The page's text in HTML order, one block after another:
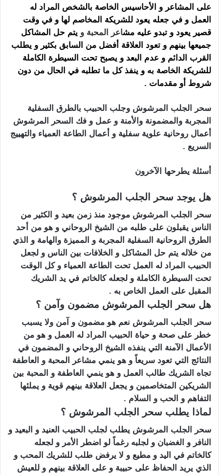
على المشاعر و الأحاسيس الخاصة بالشخص المراد له
العمل و في جعله يعود للشريكة المخاصم لها و في وقت
قصير يعود و تبدو عليه مشاعر المحبة و يتم حل المشاكل
جميعها بينهم و تعود العلاقة أفضل من السابق بكثير و يطلب
القرب الدائم و عدم البعد و يصبح تحت السيطرة الكاملة
للشريكة الخاصة به و ينفذ كل ما تطلبه في الحال من دون
شروط أو مقدمات .
سحر الجلب المرشوش وجلب الحبيب بالطرق السفلية
المجربة والمضمونة والأمنة و عمل و فك السحر المرشوش
أعمال روحانية علوية سفلية و أعمال الطاعة العمياء والتهييج
السريع .
أسئلة يطرحها الآخرون
هل يوجد سحر الجلب المرشوش ؟
سحر الجلب المرشوش موجود منذ زمن بعيد و الكثير من
الناس يقبلون على طلبه من الشيخ الروحاني و هو من أحد
الطرق الروحانية السفلية المجربة و المميزة والهامة و الذي
من خلاله يتم حل المشاكل و الخلافات بين الناس و لجعل
الحبيب المراد له العمل تحت الطاعة العمياء و كل الوقت
تحت السيطرة الكاملة و لجعله كالخاتم في يد الشريك
المقبل على العمل الخاص به .
هل سحر الجلب المرشوش مضمون وآمن ؟
سحر الجلب المرشوش نعم هو مضمون و آمن ولا يسبب
خطر على صحة و حياة الحبيب المراد له العمل و هو من
الأعمال الآمنة التي ينفذه الشيخ الروحاني و المضمون في
النتائج التي تعود سريعاً و هو ينمي مشاعر المحبة و العاطفة
تجاه الشريك طالب العمل و هو ينمي العاطفة و المحبة بين
الشريكين المتخاصمين و يجعل العلاقة بينهم قوية و يملئها
التفاهم و الحب و السلام .
لماذا يطلب سحر الجلب المرشوش ؟
سحر الجلب المرشوش يطلب لجلب الحبيب العنيد و البعيد و
النافر و الغضبان و لجلبه رغماً لو اضطر الأمر و لجعله
كالخاتم في اليد و مطيع و لا يرفض طلب للشريك المحب و
الذي يريد الحفاظ على حبيبة و على العلاقة بينهم و للعيش